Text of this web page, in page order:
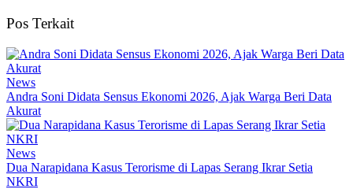
Pos Terkait
News
Andra Soni Didata Sensus Ekonomi 2026, Ajak Warga Beri Data
Akurat
News
Dua Narapidana Kasus Terorisme di Lapas Serang Ikrar Setia
NKRI